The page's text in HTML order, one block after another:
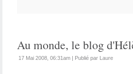
Au monde, le blog
17 Mai 2008, 06:31am | Publié par Laure